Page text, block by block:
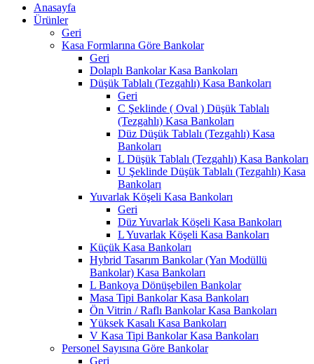
Anasayfa
Ürünler
Geri
Kasa Formlarına Göre Bankolar
Geri
Dolaplı Bankolar Kasa Bankoları
Düşük Tablalı (Tezgahlı) Kasa Bankoları
Geri
C Şeklinde ( Oval ) Düşük Tablalı
(Tezgahlı) Kasa Bankoları
Düz Düşük Tablalı (Tezgahlı) Kasa
Bankoları
L Düşük Tablalı (Tezgahlı) Kasa Bankoları
U Şeklinde Düşük Tablalı (Tezgahlı) Kasa
Bankoları
Yuvarlak Köşeli Kasa Bankoları
Geri
Düz Yuvarlak Köşeli Kasa Bankoları
L Yuvarlak Köşeli Kasa Bankoları
Küçük Kasa Bankoları
Hybrid Tasarım Bankolar (Yan Modüllü
Bankolar) Kasa Bankoları
L Bankoya Dönüşebilen Bankolar
Masa Tipi Bankolar Kasa Bankoları
Ön Vitrin / Raflı Bankolar Kasa Bankoları
Yüksek Kasalı Kasa Bankoları
V Kasa Tipi Bankolar Kasa Bankoları
Personel Sayısına Göre Bankolar
Geri